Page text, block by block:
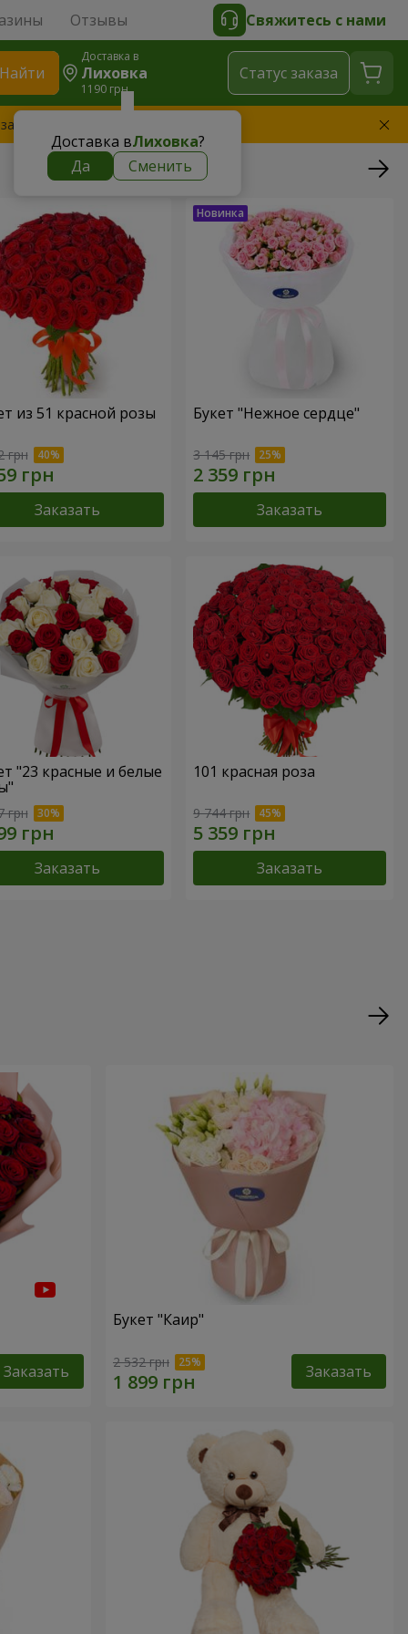
Отзывы Свяжитесь с нами
Найти
Доставка в
Лиховка
1190 грн
Доставка вЛиховка?
Да
Сменить
Cтатус заказа
букет
из 51 красной розы
грн
Заказать
Букет "Нежное сердце"
3 145 грн
Заказать
"23 красные и белые
грн
Заказать
101 красная роза
9 744 грн
Заказать
Заказать
Букет "Каир"
2 532 грн Заказать